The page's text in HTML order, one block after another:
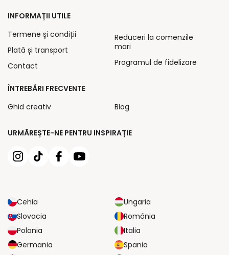
URMĂREȘTE-NE PENTRU INSPIRAȚIE
Cehia
Ungaria
Slovacia
România
Polonia
Italia
Germania
Spania
INFORMAȚII UTILE
Termene și condiții
Plată și transport
Contact
Reduceri la comenzile
mari
Programul de fidelizare
ÎNTREBĂRI FRECVENTE
Ghid creativ
Blog